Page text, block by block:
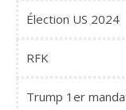
Élection US 2024
RFK
Trump 1er